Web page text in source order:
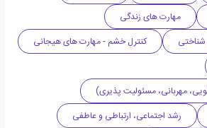
مهارت های زندگی
کنترل خشم - مهارت های هیجانی
مهربانی، مسئولیت پذیری)
رشد اجتماعی، ارتباطی و عاطفی